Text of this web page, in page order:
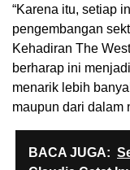
“Karena itu, setiap
pengembangan
Kehadiran The
berharap ini
menarik lebih
maupun dari dalam
BACA JUGA: